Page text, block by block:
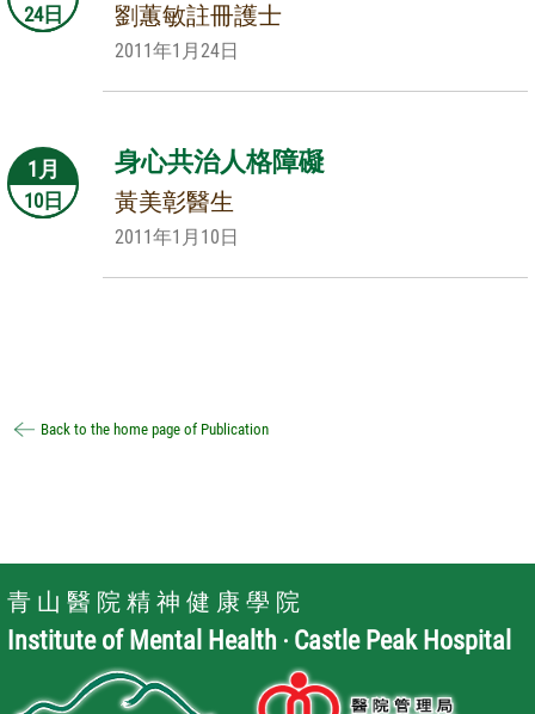
24日
劉蕙敏註冊護士
2011年1月24日
1月
10日
身心共治人格障礙
黃美彰醫生
2011年1月10日
Back to the home page of Publication
青 山 醫 院 精 神 健 康 學 院
Institute of Mental Health ‧ Castle Peak Hospital